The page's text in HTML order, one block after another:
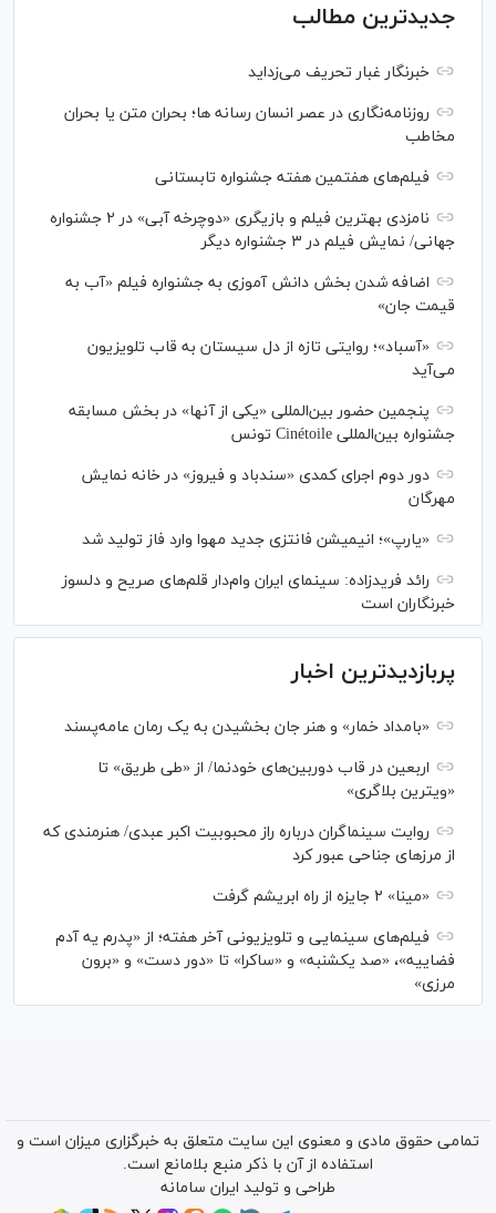
جدیدترین مطالب
خبرنگار غبار تحریف می‌زداید
روزنامه‌نگاری در عصر انسان رسانه ها؛ بحران متن یا بحران
مخاطب
فیلم‌های هفتمین هفته جشنواره تابستانی
نامزدی بهترین فیلم و بازیگری «دوچرخه آبی» در ۲ جشنواره
جهانی/ نمایش فیلم در ۳ جشنواره دیگر
اضافه شدن بخش دانش آموزی به جشنواره فیلم «آب به
قیمت جان»
«آسباد»؛ روایتی تازه از دل سیستان به قاب تلویزیون
می‌آید
پنجمین حضور بین‌المللی «یکی از آنها» در بخش مسابقه
جشنواره بین‌المللی Cinétoile تونس
دور دوم اجرای کمدی «سندباد و فیروز» در خانه نمایش
مهرگان
«یارپ»؛ انیمیشن فانتزی جدید مهوا وارد فاز تولید شد
رائد فریدزاده: سینمای ایران وام‌دار قلم‌های صریح و دلسوز
خبرنگاران است
پربازدیدترین اخبار
«بامداد خمار» و هنر جان بخشیدن به یک رمان عامه‌پسند
اربعین در قاب دوربین‌های خودنما/ از «طی طریق» تا
«ویترین بلاگری»
روایت سینماگران درباره راز محبوبیت اکبر عبدی/ هنرمندی که
از مرزهای جناحی عبور کرد
«مینا» ۲ جایزه از راه ابریشم گرفت
فیلم‌های سینمایی و تلویزیونی آخر هفته؛ از «پدرم یه آدم
فضاییه»، «صد یکشنبه» و «ساکرا» تا «دور دست» و «برون
مرزی»
تمامی حقوق مادی و معنوی این سایت متعلق به خبرگزاری میزان است و
استفاده از آن با ذکر منبع بلامانع است.
طراحی و تولید ایران سامانه